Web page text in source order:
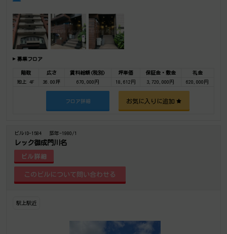
募集フロア
階数 広さ 賃料総額(税別) 坪単価 保証金・敷金
礼金
地上 4F
36.00坪 670,000円 18,612円 3,720,000円 620,000円
フロア詳細 お気に入りに追加
ビルID-1584 築年-1980/1
レック御成門川名
ビル詳細
駅上駅近